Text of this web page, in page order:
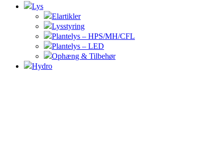
Lys
Elartikler
Lysstyring
Plantelys – HPS/MH/CFL
Plantelys – LED
Ophæng & Tilbehør
Hydro